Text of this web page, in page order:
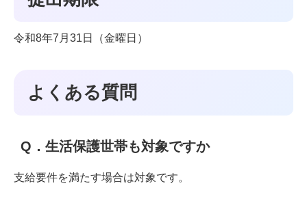
令和8年7月31日（金曜日）
よくある質問
Q．生活保護世帯も対象ですか
支給要件を満たす場合は対象です。